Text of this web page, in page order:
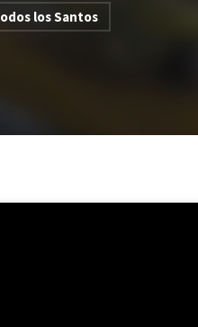
los Santos